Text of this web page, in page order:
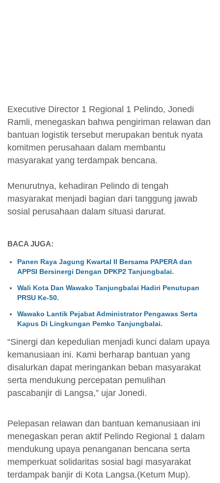
Executive Director 1 Regional 1 Pelindo, Jonedi
Ramli, menegaskan bahwa pengiriman relawan dan
bantuan logistik tersebut merupakan bentuk nyata
komitmen perusahaan dalam membantu
masyarakat yang terdampak bencana.
Menurutnya, kehadiran Pelindo di tengah
masyarakat menjadi bagian dari tanggung jawab
sosial perusahaan dalam situasi darurat.
BACA JUGA:
Panen Raya Jagung Kwartal II Bersama PAPERA dan
APPSI Bersinergi Dengan DPKP2 Tanjungbalai.
Wali Kota Dan Wawako Tanjungbalai Hadiri Penutupan
PRSU Ke-50.
Wawako Lantik Pejabat Administrator Pengawas Serta
Kapus Di Lingkungan Pemko Tanjungbalai.
“Sinergi dan kepedulian menjadi kunci dalam upaya
kemanusiaan ini. Kami berharap bantuan yang
disalurkan dapat meringankan beban masyarakat
serta mendukung percepatan pemulihan
pascabanjir di Langsa,” ujar Jonedi.
Pelepasan relawan dan bantuan kemanusiaan ini
menegaskan peran aktif Pelindo Regional 1 dalam
mendukung upaya penanganan bencana serta
memperkuat solidaritas sosial bagi masyarakat
terdampak banjir di Kota Langsa.(Ketum Mup).